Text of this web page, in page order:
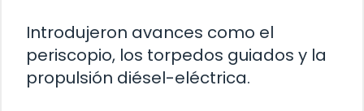
Introdujeron avances como el
periscopio, los torpedos guiados y la
propulsión diésel-eléctrica.